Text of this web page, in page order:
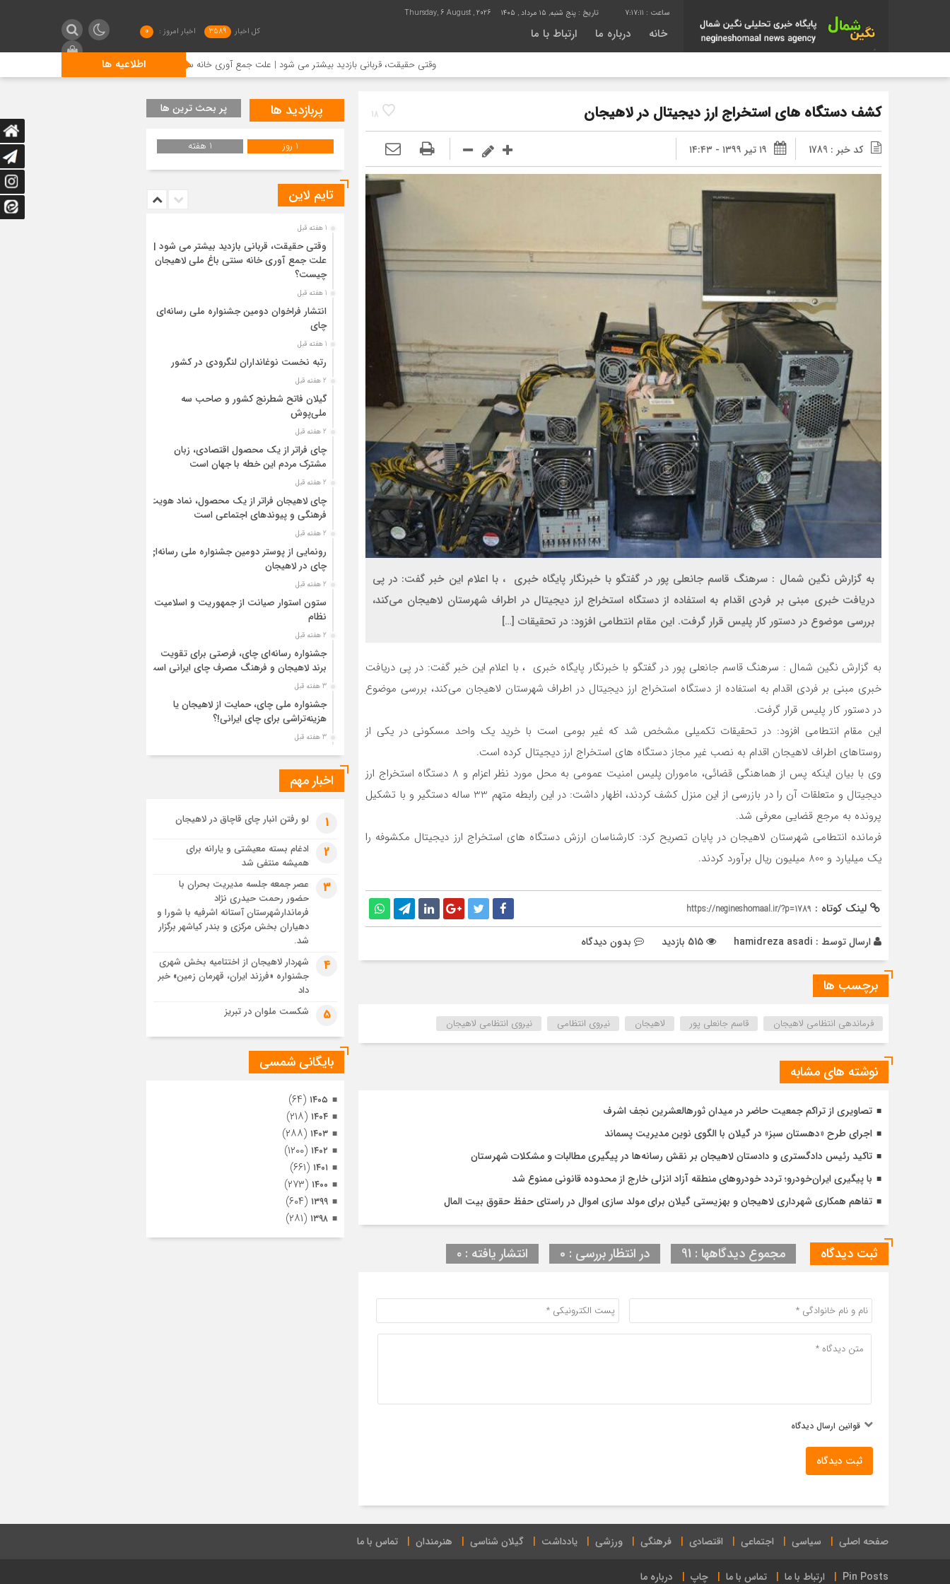
7:17:12 تاریخ : پنج شنبه, ۱۵ مرداد , ۱۴۰۵ Thursday, 6 August , 2026
خانه درباره ما ارتباط با ما کل اخبار 3589 اخبار امروز : 0
اطلاعیه ها
وقتی حقیقت، قربانی بازدید بیشتر می شود | علت جمع آوری خانه سنتی باغ ملی لاهیجان چیست؟
18 کشف دستگاه های استخراج ارز دیجیتال در لاهیجان
کد خبر : 1789 ۱۹ تیر ۱۳۹۹ - ۱۴:۴۳
به گزارش نگین شمال : سرهنگ قاسم جانعلی پور در گفتگو با خبرنگار پایگاه خبری ، با اعلام این خبر گفت: در پی
دریافت خبری مبنی بر فردی اقدام به استفاده از دستگاه استخراج ارز دیجیتال در اطراف شهرستان لاهیجان می‌کند،
بررسی موضوع در دستور کار پلیس قرار گرفت. این مقام انتطامی افزود: در تحقیقات […]
به گزارش نگین شمال : سرهنگ قاسم جانعلی پور در گفتگو با خبرنگار پایگاه خبری ، با اعلام این خبر گفت: در پی دریافت
خبری مبنی بر فردی اقدام به استفاده از دستگاه استخراج ارز دیجیتال در اطراف شهرستان لاهیجان می‌کند، بررسی موضوع
در دستور کار پلیس قرار گرفت.
این مقام انتطامی افزود: در تحقیقات تکمیلی مشخص شد که غیر بومی است با خرید یک واحد مسکونی در یکی از
روستاهای اطراف لاهیجان اقدام به نصب غیر مجاز دستگاه های استخراج ارز دیجیتال کرده است.
وی با بیان اینکه پس از هماهنگی قضائی، ماموران پلیس امنیت عمومی به محل مورد نظر اعزام و 8 دستگاه استخراج ارز
دیجیتال و متعلقات آن را در بازرسی از این منزل کشف کردند، اظهار داشت: در این رابطه متهم 33 ساله دستگیر و با تشکیل
پرونده به مرجع قضایی معرفی شد.
فرمانده انتطامی شهرستان لاهیجان در پایان تصریح کرد: کارشناسان ارزش دستگاه های استخراج ارز دیجیتال مکشوفه را
یک میلیارد و 800 میلیون ریال برآورد کردند.
لینک کوتاه : https://negineshomaal.ir/?p=1789
ارسال توسط : hamidreza asadi بدون دیدگاه
برچسب ها
فرماندهی انتظامی لاهیجان قاسم جانعلی پور لاهیجان نیروی انتظامی نیروی انتظامی لاهیجان
نوشته های مشابه
تصاویری از تراکم جمعیت حاضر در میدان ثورهالعشرین نجف اشرف
اجرای طرح «دهستان سبز» در گیلان با الگوی نوین مدیریت پسماند
تاکید رئیس دادگستری و دادستان لاهیجان بر نقش رسانه‌ها در پیگیری مطالبات و مشکلات شهرستان
با پیگیری ایران‌خودرو؛ تردد خودروهای منطقه آزاد انزلی خارج از محدوده قانونی ممنوع شد
تفاهم همکاری شهرداری لاهیجان و بهزیستی گیلان برای مولد سازی اموال در راستای حفظ حقوق بیت المال
ثبت دیدگاه مجموع دیدگاهها : 91 در انتظار بررسی : 0 انتشار یافته : ۰
قوانین ارسال دیدگاه
ثبت دیدگاه
پربازدید ها پر بحث ترین ها
1 روز 1 هفته
تایم لاین
1 هفته قبل
وقتی حقیقت، قربانی بازدید بیشتر می شود |
علت جمع آوری خانه سنتی باغ ملی لاهیجان
چیست؟
1 هفته قبل
انتشار فراخوان دومین جشنواره ملی رسانه‌ای
چای
1 هفته قبل
رتبه نخست نوغانداران لنگرودی در کشور
2 هفته قبل
گیلان فاتح شطرنج کشور و صاحب سه
ملی‌پوش
2 هفته قبل
چای فراتر از یک محصول اقتصادی، زبان
مشترک مردم این خطه با جهان است
2 هفته قبل
چای لاهیجان فراتر از یک محصول، نماد هویت
فرهنگی و پیوندهای اجتماعی است
2 هفته قبل
رونمایی از پوستر دومین جشنواره ملی رسانه‌ای
چای در لاهیجان
2 هفته قبل
ستون استوار صیانت از جمهوریت و اسلامیت
نظام
2 هفته قبل
جشنواره رسانه‌ای چای، فرصتی برای تقویت
برند لاهیجان و فرهنگ مصرف چای ایرانی است
3 هفته قبل
جشنواره ملی چای، حمایت از لاهیجان یا
هزینه‌تراشی برای چای ایرانی!؟
3 هفته قبل
پیکر مطهر رهبر شهید انقلاب در حرم مطهر
رضوی آرام گرفت
آخر در آستان امام رئوف
تصاویر هوایی مراسم تشییع پیکر مطهر آقای
شهید ایران – مشهد
3 هفته قبل
مراسم تشییع پیکر مطهر آقای شهید ایران –
مشهد
تصاویری از تراکم جمعیت حاضر در میدان
ثورهالعشرین نجف اشرف
اخبار مهم
1 لو رفتن انبار چای قاچاق در لاهیجان
2
ادغام بسته معیشتی و یارانه برای
همیشه منتفی شد
3
عصر جمعه جلسه مدیریت بحران با
حضور رحمت حیدری نژاد
فرماندارشهرستان آستانه اشرفیه با شورا و
دهیاران بخش مرکزی و بندر کیاشهر برگزار
شد.
4
شهردار لاهیجان از اختتامیه بخش شهری
جشنواره «فرزند ایران، قهرمان زمین» خبر
داد
5 شکست ملوان در تبریز
بایگانی شمسی
۱۴۰۵ (۶۴)
۱۴۰۴ (۲۱۸)
۱۴۰۳ (۲۸۸)
۱۴۰۲ (۱۲۰۰)
۱۴۰۱ (۶۶۱)
۱۴۰۰ (۲۷۳)
۱۳۹۹ (۶۰۴)
۱۳۹۸ (۲۸۱)
صفحه اصلی سیاسی اجتماعی اقتصادی فرهنگی ورزشی یادداشت گیلان شناسی هنرمندان تماس با ما
Pin Posts ارتباط با ما تماس با ما چاپ درباره ما